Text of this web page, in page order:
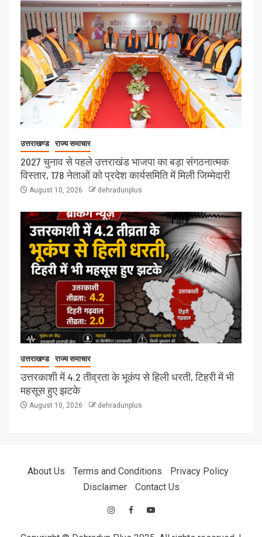
उत्तराखण्ड राज्य समाचार
2027 चुनाव से पहले उत्तराखंड भाजपा का बड़ा संगठनात्मक
विस्तार, 178 नेताओं को प्रदेश कार्यसमिति में मिली जिम्मेदारी
August 10, 2026 dehradunplus
उत्तराखण्ड राज्य समाचार
उत्तरकाशी में 4.2 तीव्रता के भूकंप से हिली धरती, टिहरी में भी
महसूस हुए झटके
August 10, 2026 dehradunplus
About Us Terms and Conditions
Privacy Policy
Disclaimer
Contact Us